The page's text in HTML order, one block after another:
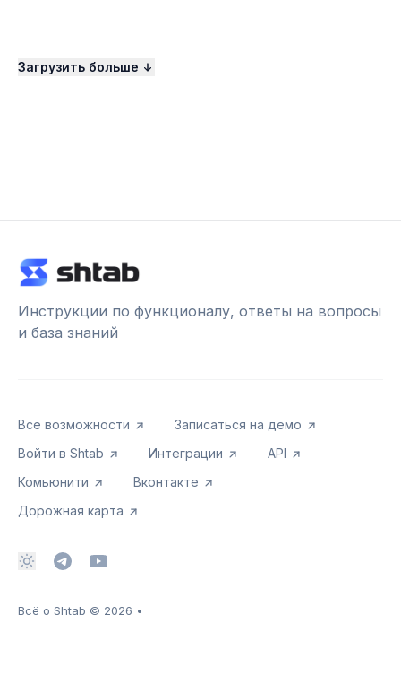
Загрузить больше
Инструкции по функционалу, ответы на вопросы
и база знаний
Все возможности
Записаться на демо
Войти в Shtab
Интеграции
API
Комьюнити
Вконтакте
Дорожная карта
Всё о Shtab © 2026 •